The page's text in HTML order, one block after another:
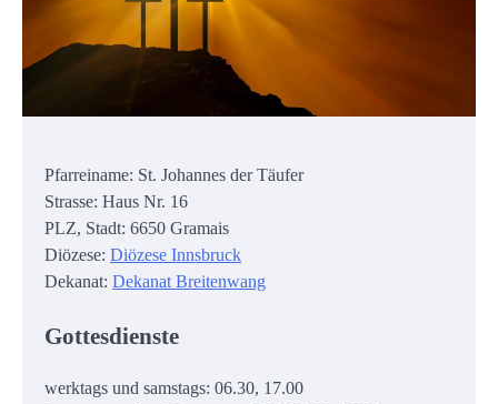
Pfarreiname: St. Johannes der Täufer
Strasse: Haus Nr. 16
PLZ, Stadt: 6650 Gramais
Diözese: Diözese Innsbruck
Dekanat: Dekanat Breitenwang
Gottesdienste
werktags und samstags: 06.30, 17.00